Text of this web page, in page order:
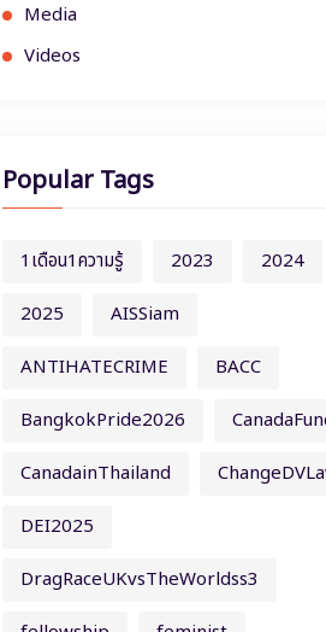
Media
Videos
Popular Tags
1เดือน1ความรู้ 2023
2024
2025
AISSiam
ANTIHATECRIME
BACC
BangkokPride2026
CanadainThailand
DEI2025
DragRaceUKvsTheWorldss3